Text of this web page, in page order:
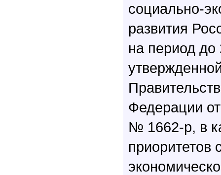
социально-
развития
на период до
Федерации
№ 1662-р, в
приоритетов